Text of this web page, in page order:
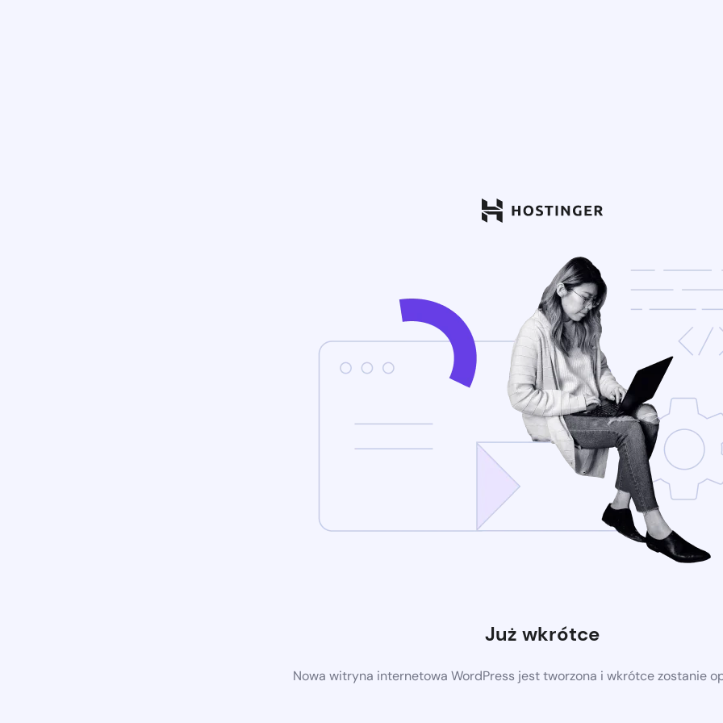
Już wkrótce
Nowa witryna internetowa WordPress jest tworzona i wkrótce zostanie